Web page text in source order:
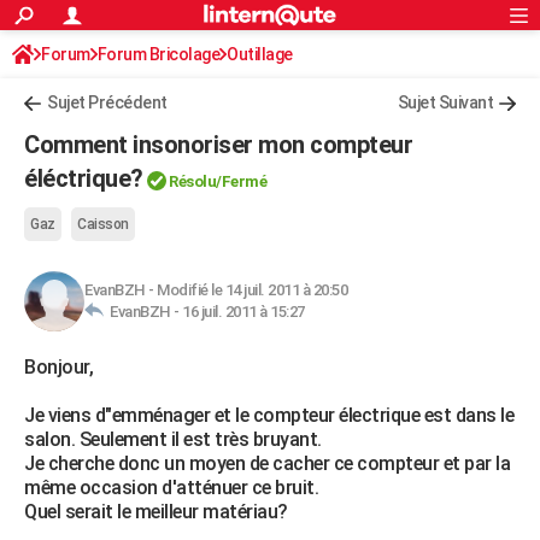
ACTUALITÉS
Politique
Société
Faits Divers
Education
Monde
Villes
+
Programme TV
TNTStreaming
Cinéma
Sorties cinéma
Musique
FINANCE
Retraite
Impôts
Epargne
Immobilier
Risques naturels par ville
Banque
Assurance
Crédit
AUTO
Essais
Réserver un essai
Citadines
Berlines
SUV
Forum auto
HIGH-TECH
Mobiles
Meilleur smartphone
Internet
Ordinateurs
Jeux vidéo
Guide high-tech
+BRICOLAGE
Forum
Aménagement intérieur
Extérieur
Cuisine
Salle de bains
Jardinage
Rangement
WEEK-END
Guides de France
Escapades
Patrimoine
Expositions
Musées
Week-end nature
+LIFESTYLE
Art de vivre
Bien-être
Loisirs
Mode
Modes de vie
SANTE
Alimentation
Guide de la santé
Maladies
Médicaments
Sommeil
VOYAGE
S'inscrire
Connexion
Forum Forum Bricolage Outillage
Sujet Précédent Sujet Suivant
Comment insonoriser mon compteur
éléctrique?
Résolu/Fermé
Gaz Caisson
EvanBZH - Modifié le 14 juil. 2011 à 20:50
EvanBZH - 16 juil. 2011 à 15:27
Bonjour,
Je viens d"emménager et le compteur électrique est dans le
salon. Seulement il est très bruyant.
Je cherche donc un moyen de cacher ce compteur et par la
même occasion d'atténuer ce bruit.
Quel serait le meilleur matériau?